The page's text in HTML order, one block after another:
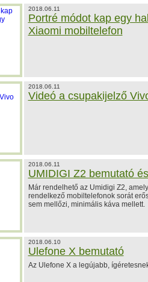
2018.06.11
Portré módot kap egy
Xiaomi mobiltelefon
2018.06.11
Videó a csupakijelző
2018.06.11
UMIDIGI Z2 bemutató
Már rendelhető az Umidigi Z2,
rendelkező mobiltelefonok sorát
sem mellőzi, minimális káva mellett.
2018.06.10
Ulefone X bemutató
Az Ulefone X a legújabb,